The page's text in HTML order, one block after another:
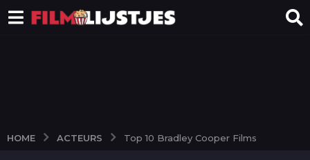
HOME ACTEURS Top 10 Bradley Cooper Films